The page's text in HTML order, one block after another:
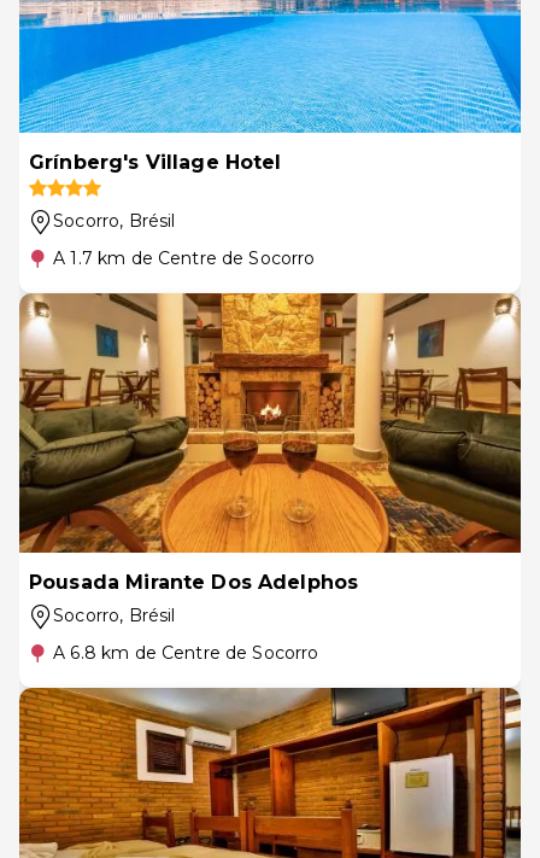
Grínberg's Village Hotel
Socorro, Brésil
A 1.7 km de Centre de Socorro
Pousada Mirante Dos Adelphos
Socorro, Brésil
A 6.8 km de Centre de Socorro